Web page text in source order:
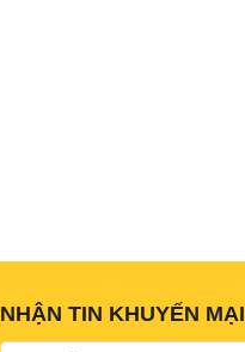
NHẬN TIN KHUYẾN MẠI